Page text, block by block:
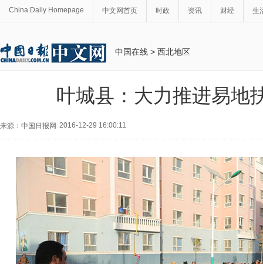
China Daily Homepage 中文网首页 时政 资讯 财经 生
中国在线 > 西北地区
叶城县：大力推进易地
来源：中国日报网 2016-12-29 16:00:11